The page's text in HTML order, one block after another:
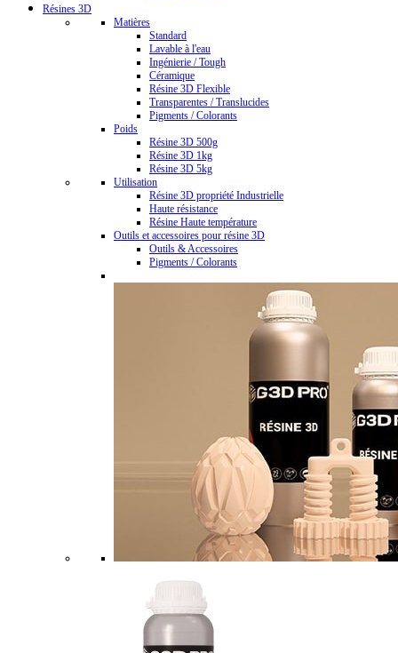
Résines 3D
Matières
Standard
Lavable à l'eau
Ingénierie / Tough
Céramique
Résine 3D Flexible
Transparentes / Translucides
Pigments / Colorants
Poids
Résine 3D 500g
Résine 3D 1kg
Résine 3D 5kg
Utilisation
Résine 3D propriété Industrielle
Haute résistance
Résine Haute température
Outils et accessoires pour résine 3D
Outils & Accessoires
Pigments / Colorants